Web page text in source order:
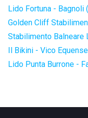
Lido Fortuna - Bagnoli
Golden Cliff
Stabilimento Balneare
Il Bikini - Vico
Lido Punta Burrone -